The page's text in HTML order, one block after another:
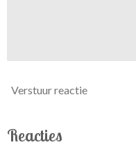
Verstuur reactie
Reacties